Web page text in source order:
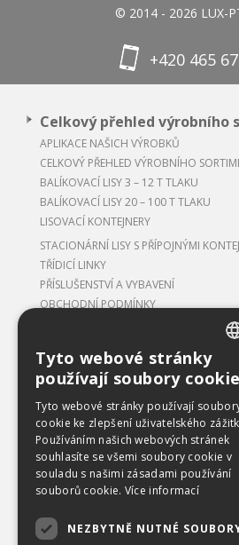
© 2014 - 2026 LUX-
+420 465
Celkový přehled výrobního
APLIKACE NAŠICH VÝROBKŮ
CELKOVÝ PŘEHLED VÝROBNÍHO
BALÍKOVACÍ LISY 3 – 12 T TLAKU
BALÍKOVACÍ LISY 20 – 100 T TLAKU
LISOVACÍ KONTEJNERY
STACIONÁRNÍ LISY S PŘÍPOJNÝMI
TŘÍDICÍ LINKY
PŘÍSLUŠENSTVÍ A VYBAVENÍ
OBCHODNÍ PODMÍNKY
Ke stažení
O společnosti
Kariéra
Reference
Kontakty
Tyto webové stránky
používají soubory
Tyto webové stránky používají
cookie ke zlepšení uživatelského
Používáním našich webových stránek
souhlasíte se všemi soubory cookie v
souladu s našimi zásadami používání
souborů cookie. Více informací
NEZBYTNĚ NUTNÉ